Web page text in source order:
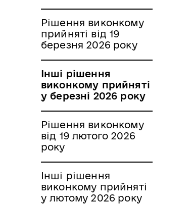
Рішення виконкому
прийняті від 19
березня 2026 року
Інші рішення
виконкому прийняті
у березні 2026 року
Рішення виконкому
від 19 лютого 2026
року
Інші рішення
виконкому прийняті
у лютому 2026 року